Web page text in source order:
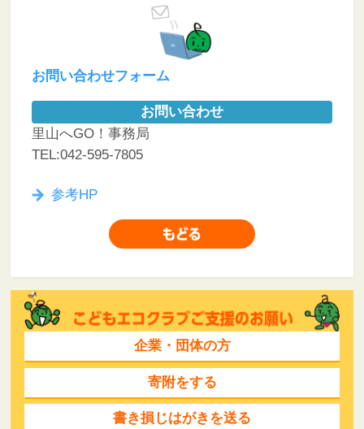
お問い合わせフォーム
お問い合わせ
里山へGO！事務局
TEL:042-595-7805
参考HP
企業・団体の方
寄附をする
書き損じはがきを送る